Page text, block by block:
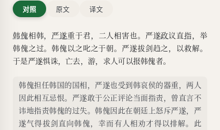
对照 原文 译文
韩傀相韩， 严遂重于君，二人相害也。严遂政议直指，举
韩傀之过。韩傀以之叱之于朝。严遂拔剑趋之，以救解。
于是严遂惧诛，亡去，游，求人可以报韩傀者。
韩傀担任韩国的国相，严遂也受到韩哀侯的器重，两人
因此相互忌恨。严遂敢于公正评论当面指责，曾直言不
讳地指责韩傀的过失。韩傀因此在朝廷上怒斥严遂，严
遂气得拔剑直向韩傀，幸而有人相劝才得以排解。此